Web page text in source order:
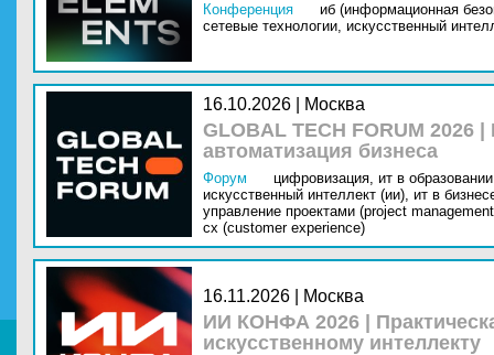
Конференция
иб (информационная
сетевые технологии, искусственный
16.10.2026 | Москва
GLOBAL TECH FORUM
автоматизация бизнеса
Форум цифровизация, ит в
искусственный интеллект (ии), ит в
управление проектами (project
cx (customer experience)
16.11.2026 | Москва
ИИ КОНФА 2026 |
искусственному интеллекту